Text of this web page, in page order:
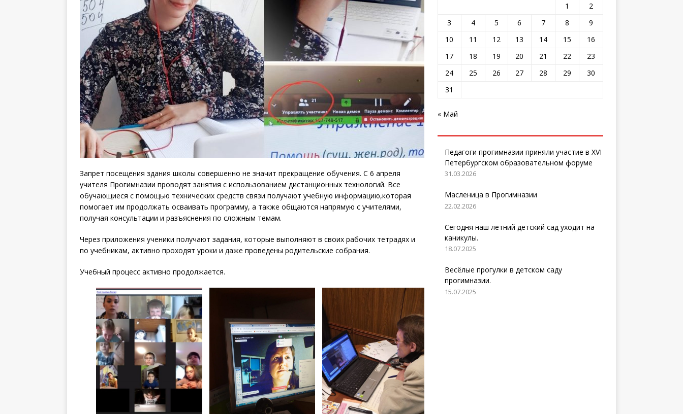
Запрет посещения здания школы совершенно не значит прекращение обучения. С 6 апреля
учителя Прогимназии проводят занятия с использованием дистанционных технологий. Все
обучающиеся с помощью технических средств связи получают учебную информацию,которая
помогает им продолжать осваивать программу, а также общаются напрямую с учителями,
получая консультации и разъяснения по сложным темам.
Через приложения ученики получают задания, которые выполняют в своих рабочих тетрадях и
по учебникам, активно проходят уроки и даже проведены родительские собрания.
Учебный процесс активно продолжается.
1
2
3
4 5 6 7 8
9
10
11 12 13 14 15
16
17
18 19 20 21 22
23
24
25 26 27 28 29
30
31
« Май
Педагоги прогимназии приняли участие в XVI
Петербургском образовательном форуме
31.03.2026
Масленица в Прогимназии
22.02.2026
Сегодня наш летний детский сад уходит на
каникулы.
18.07.2025
Весёлые прогулки в детском саду
прогимназии.
15.07.2025